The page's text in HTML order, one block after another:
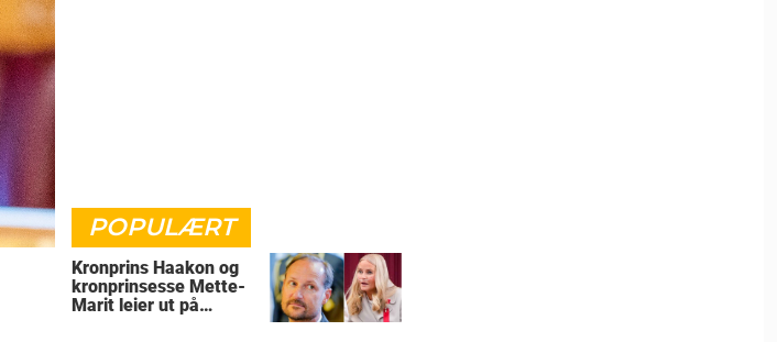
POPULÆRT
Kronprins Haakon og
kronprinsesse Mette-
Marit leier ut på